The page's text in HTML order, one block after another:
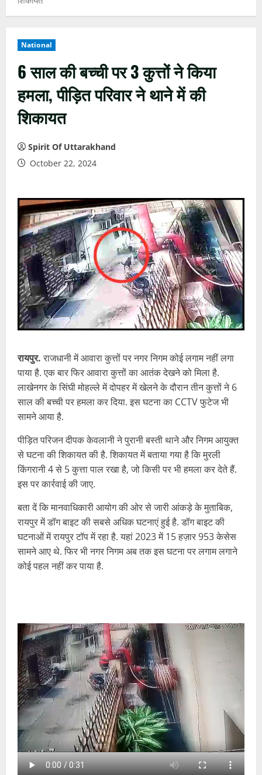
National
6 साल की बच्ची पर 3 कुत्तों ने किया
हमला, पीड़ित परिवार ने थाने में की
शिकायत
Spirit Of Uttarakhand
October 22, 2024
रायपुर.राजधानी में आवारा कुत्तों पर नगर निगम कोई लगाम नहीं लगा
पाया है. एक बार फिर आवारा कुत्तों का आतंक देखने को मिला है.
लाखेनगर के सिंघी मोहल्ले में दोपहर में खेलने के दौरान तीन कुत्तों ने 6
साल की बच्ची पर हमला कर दिया. इस घटना का CCTV फुटेज भी
सामने आया है.
पीड़ित परिजन दीपक केवलानी ने पुरानी बस्ती थाने और निगम आयुक्त
से घटना की शिकायत की है. शिकायत में बताया गया है कि मुरली
किंगरानी 4 से 5 कुत्ता पाल रखा है, जो किसी पर भी हमला कर देते हैं.
इस पर कार्रवाई की जाए.
बता दें कि मानवाधिकारी आयोग की ओर से जारी आंकड़े के मुताबिक,
रायपुर में डॉग बाइट की सबसे अधिक घटनाएं हुई है. डॉग बाइट की
घटनाओं में रायपुर टॉप में रहा है. यहां 2023 में 15 हज़ार 953 केसेस
सामने आए थे. फिर भी नगर निगम अब तक इस घटना पर लगाम लगाने
कोई पहल नहीं कर पाया है.